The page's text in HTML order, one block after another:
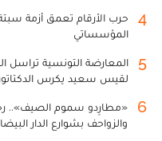
4
حرب الأرقام تعمق أزمة
المؤسساتي
5
المعارضة التونسية تراسل
لقيس سعيد يكرس
6
«مطارِدو سموم الصيف»..
والزواحف بشوارع الدار